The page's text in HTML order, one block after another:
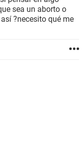
sea un aborto o
?necesito qué me